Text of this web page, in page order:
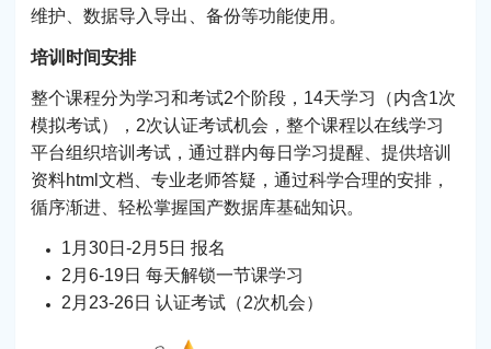
维护、数据导入导出、备份等功能使用。
培训时间安排
整个课程分为学习和考试2个阶段，14天学习（内含1次
模拟考试），2次认证考试机会，整个课程以在线学习
平台组织培训考试，通过群内每日学习提醒、提供培训
资料html文档、专业老师答疑，通过科学合理的安排，
循序渐进、轻松掌握国产数据库基础知识。
1月30日-2月5日 报名
2月6-19日 每天解锁一节课学习
2月23-26日 认证考试（2次机会）